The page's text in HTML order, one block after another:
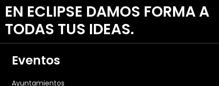
EN ECLIPSE DAMOS FORMA A
TODAS TUS IDEAS.
Eventos
Ayuntamientos